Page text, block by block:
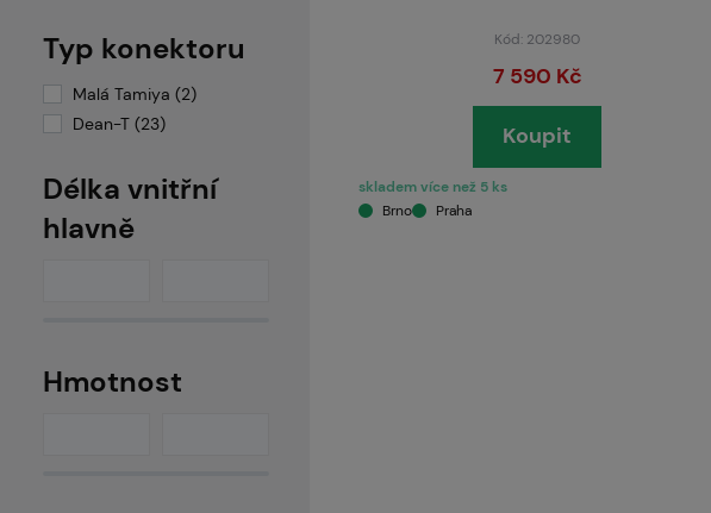
Typ konektoru
Malá Tamiya (2)
Dean-T (23)
Délka vnitřní
hlavně
Hmotnost
Kód: 202980
7 590 Kč
Koupit
skladem více než 5 ks
Brno
Praha